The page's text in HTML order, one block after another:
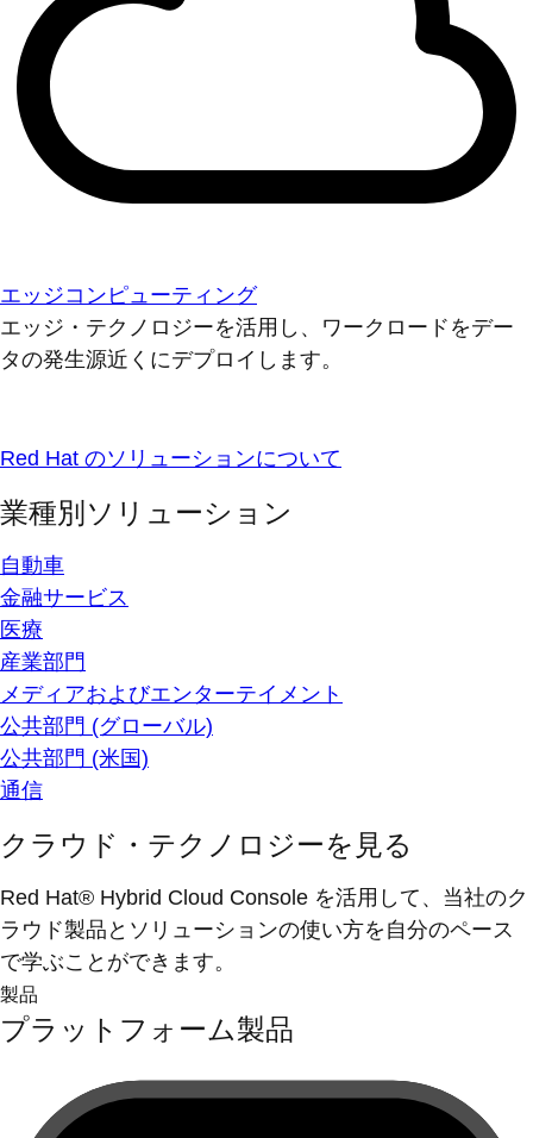
エッジコンピューティング
エッジ・テクノロジーを活用し、ワークロードをデー
タの発生源近くにデプロイします。
Red Hat のソリューションについて
業種別ソリューション
自動車
金融サービス
医療
産業部門
メディアおよびエンターテイメント
公共部門 (グローバル)
公共部門 (米国)
通信
クラウド・テクノロジーを見る
Red Hat® Hybrid Cloud Console を活用して、当社のク
ラウド製品とソリューションの使い方を自分のペース
で学ぶことができます。
製品
プラットフォーム製品